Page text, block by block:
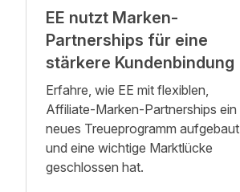
EE nutzt Marken-
Partnerships für eine
stärkere Kundenbindung
Erfahre, wie EE mit flexiblen,
Affiliate-Marken-Partnerships ein
neues Treueprogramm aufgebaut
und eine wichtige Marktlücke
geschlossen hat.